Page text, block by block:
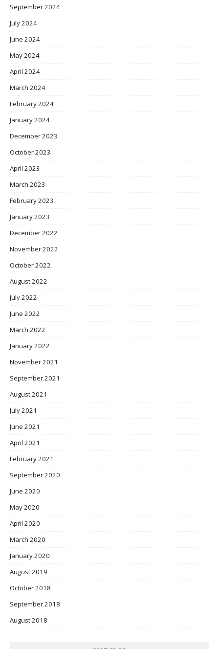
September 2024
July 2024
June 2024
May 2024
April 2024
March 2024
February 2024
January 2024
December 2023
October 2023
April 2023
March 2023
February 2023
January 2023
December 2022
November 2022
October 2022
August 2022
July 2022
June 2022
March 2022
January 2022
November 2021
September 2021
August 2021
July 2021
June 2021
April 2021
February 2021
September 2020
June 2020
May 2020
April 2020
March 2020
January 2020
August 2019
October 2018
September 2018
August 2018